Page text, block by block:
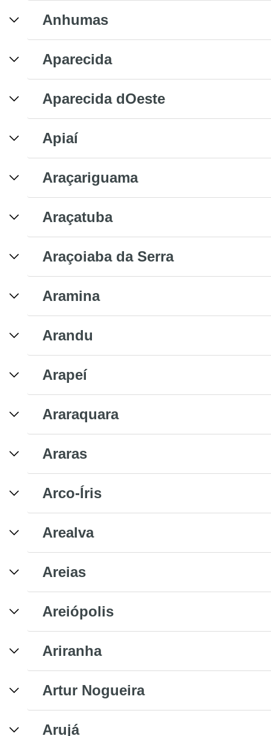
Anhumas
Aparecida
Aparecida dOeste
Apiaí
Araçariguama
Araçatuba
Araçoiaba da Serra
Aramina
Arandu
Arapeí
Araraquara
Araras
Arco-Íris
Arealva
Areias
Areiópolis
Ariranha
Artur Nogueira
Arujá